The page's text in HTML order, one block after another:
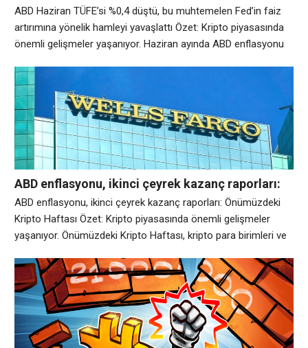
Fed’in faiz artırımına yönelik hamleyi yavaşlattı
ABD Haziran TÜFE’si %0,4 düştü, bu muhtemelen Fed’in faiz
artırımına yönelik hamleyi yavaşlattı Özet: Kripto piyasasında
önemli gelişmeler yaşanıyor. Haziran ayında ABD enflasyonu
yakında faiz artırımına ilişkin hızla artan beklentileri askıya aldı.
Tüketici Fiyat Endeksi (TÜFE), ekonomistlerin %0,1 düşüş ve
Mayıs ayındaki %0,5’lik keskin artış tahminlerine karşın
ABD enflasyonu, ikinci çeyrek kazanç raporları:
Önümüzdeki Kripto Haftası
ABD enflasyonu, ikinci çeyrek kazanç raporları: Önümüzdeki
Kripto Haftası Özet: Kripto piyasasında önemli gelişmeler
yaşanıyor. Önümüzdeki Kripto Haftası, kripto para birimleri ve
piyasalarını etkileyecek önemli makroekonomik olayların
kapsamlı bir listesidir. Yatırımcıların faiz oranları, ekonomik
büyüme ve risk iştahına ilişkin yeni sinyaller aramasıyla, ABD
enflasyon verileri ve finans sektörü